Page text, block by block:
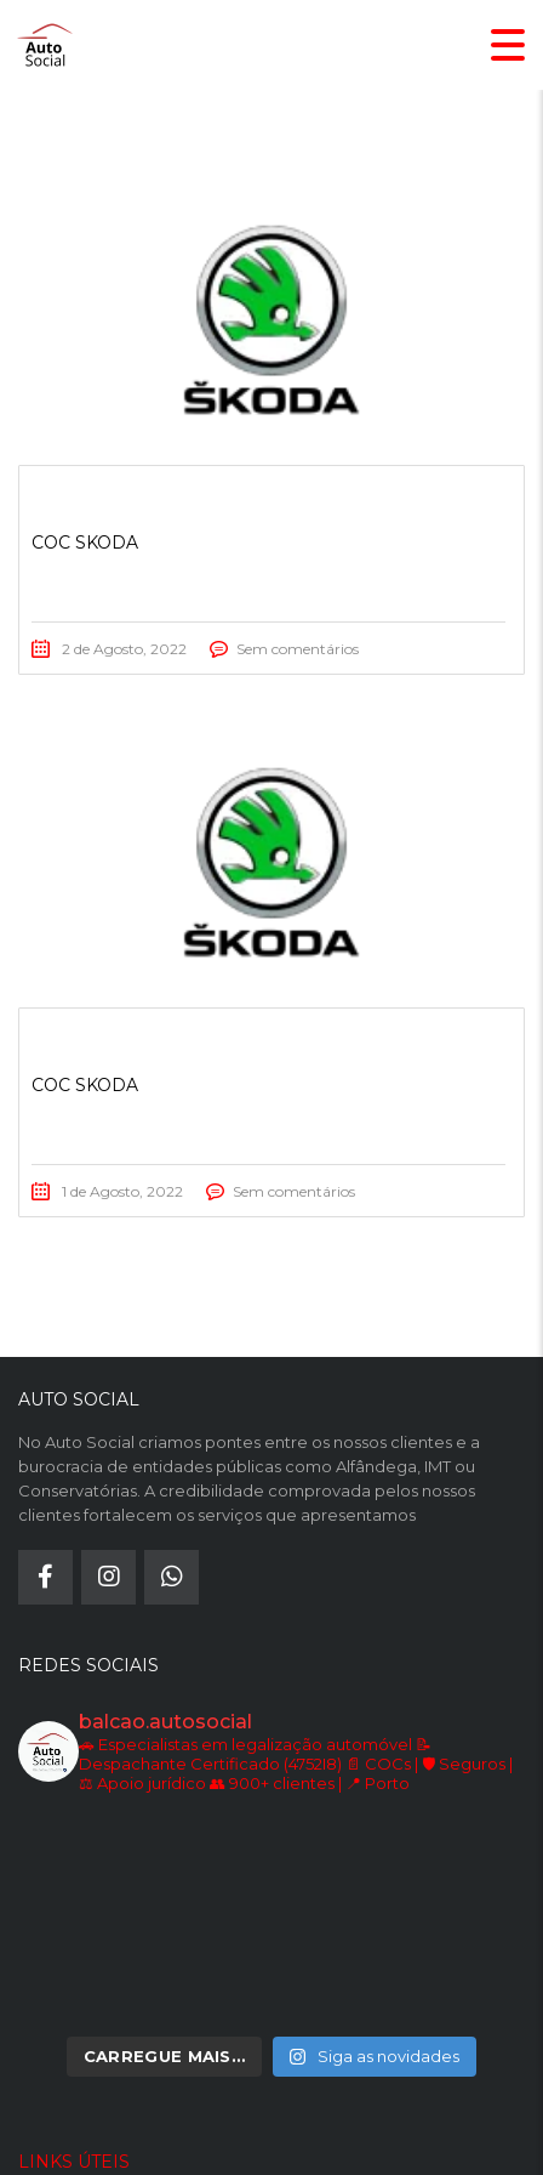
COC SKODA
2 de Agosto, 2022 Sem comentários
COC SKODA
1 de Agosto, 2022 Sem comentários
AUTO SOCIAL
No Auto Social criamos pontes entre os nossos clientes e a
burocracia de entidades públicas como Alfândega, IMT ou
Conservatórias. A credibilidade comprovada pelos nossos
clientes fortalecem os serviços que apresentamos
REDES SOCIAIS
balcao.autosocial
🚗 Especialistas em legalização automóvel 📝
Despachante Certificado (4752I8) 📄 COCs | 🛡️ Seguros |
⚖️ Apoio jurídico 👥 900+ clientes | 📍 Porto
CARREGUE MAIS… Siga as novidades
LINKS ÚTEIS